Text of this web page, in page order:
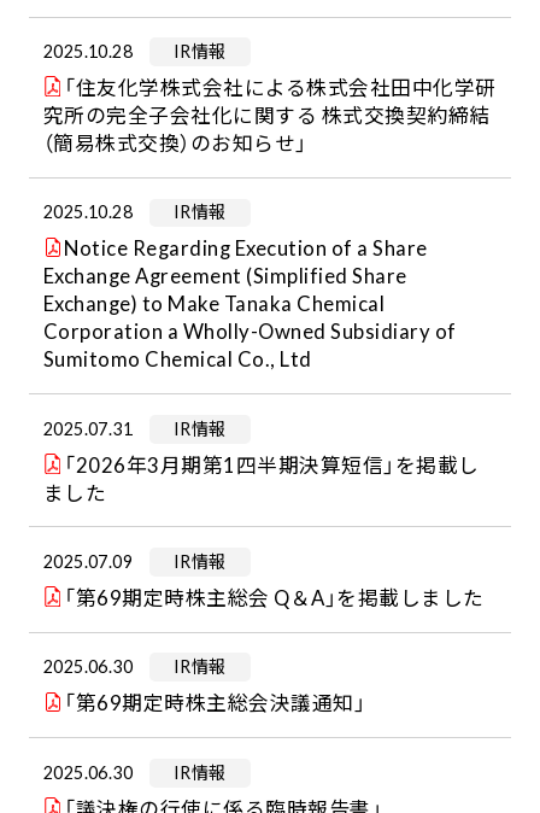
2025.10.28 IR情報
「住友化学株式会社による株式会社田中化学研
究所の完全子会社化に関する 株式交換契約締結
（簡易株式交換）のお知らせ」
2025.10.28 IR情報
Notice Regarding Execution of a Share
Exchange Agreement (Simplified Share
Exchange) to Make Tanaka Chemical
Corporation a Wholly-Owned Subsidiary of
Sumitomo Chemical Co., Ltd
2025.07.31 IR情報
「2026年3月期第1四半期決算短信」を掲載し
ました
2025.07.09 IR情報
「第69期定時株主総会 Q＆A」を掲載しました
2025.06.30 IR情報
「第69期定時株主総会決議通知」
2025.06.30 IR情報